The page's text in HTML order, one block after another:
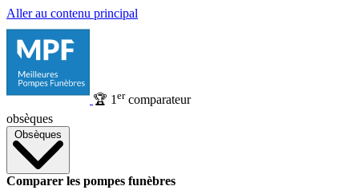
Aller au contenu principal
🏆 1 ercomparateur
obsèques
Obsèques
Comparer les pompes funèbres